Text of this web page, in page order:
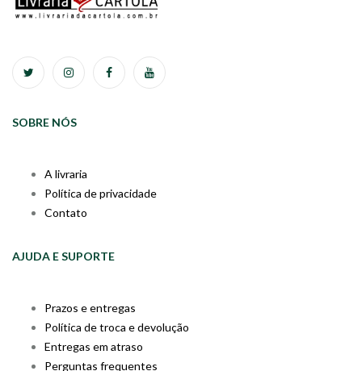
SOBRE NÓS
A livraria
Política de privacidade
Contato
AJUDA E SUPORTE
Prazos e entregas
Política de troca e devolução
Entregas em atraso
Perguntas frequentes